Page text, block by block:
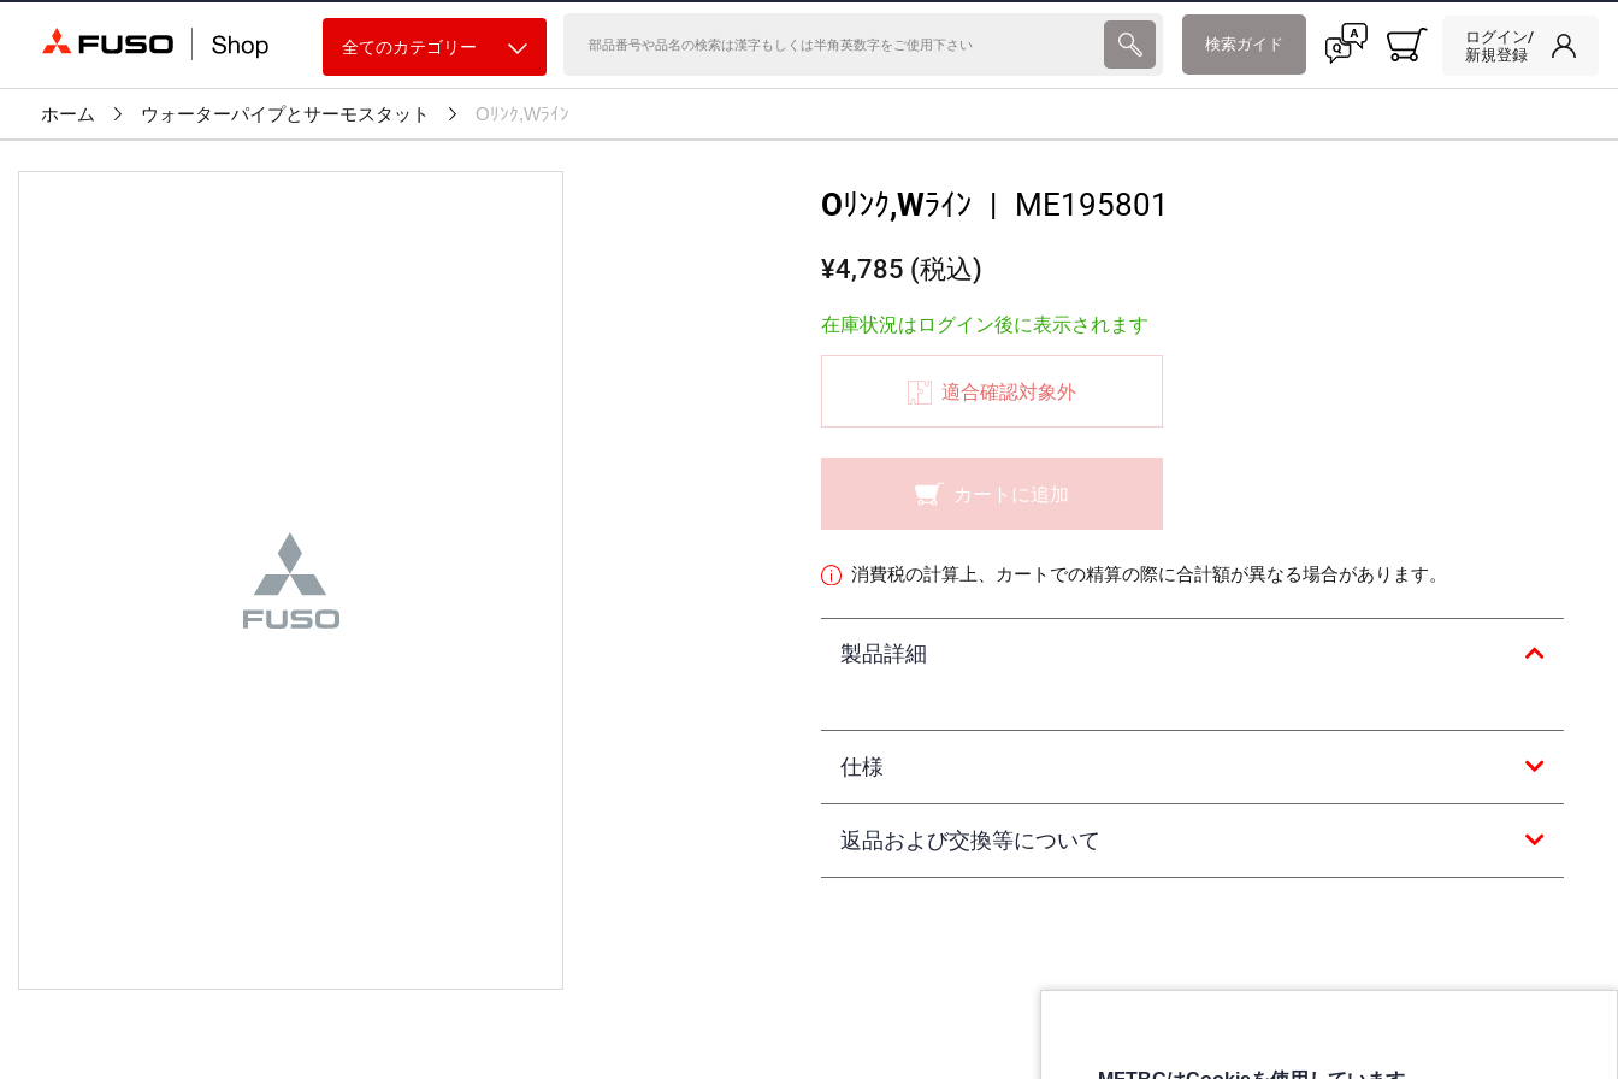
全てのカテゴリー 検索ガイド
ログイン/
新規登録
ホーム ウォーターパイプとサーモスタット Oﾘﾝｸ,Wﾗｲﾝ
Oﾘﾝｸ,Wﾗｲﾝ | ME195801
¥4,785 (税込)
在庫状況はログイン後に表示されます
適合確認対象外
カートに追加
消費税の計算上、カートでの精算の際に合計額が異なる場合があります。
製品詳細
仕様
返品および交換等について